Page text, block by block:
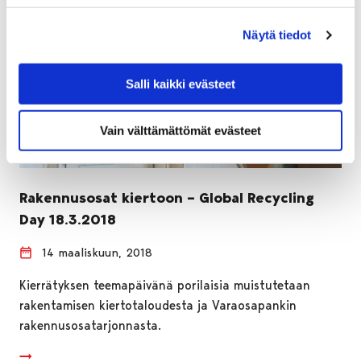
Näytä tiedot
Salli kaikki evästeet
Vain välttämättömät evästeet
Rakennusosat kiertoon – Global Recycling
Day 18.3.2018
14 maaliskuun, 2018
Kierrätyksen teemapäivänä porilaisia muistutetaan
rakentamisen kiertotaloudesta ja Varaosapankin
rakennusosatarjonnasta.